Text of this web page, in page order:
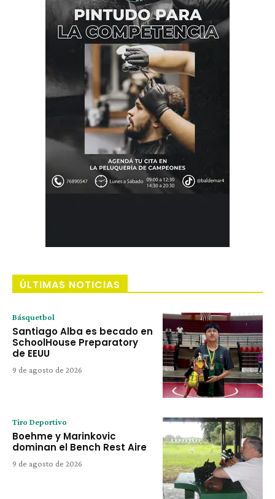
ÚLTIMAS NOTICIAS
Básquetbol
Santiago Alba es becado en
SchoolHouse Preparatory
de EEUU
9 de agosto de 2026
Tiro Deportivo
Boehme y Marinkovic
dominan el Bench Rest Aire
9 de agosto de 2026